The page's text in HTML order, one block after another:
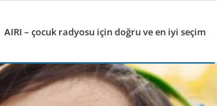
AIRI – çocuk radyosu için doğru ve en iyi seçim